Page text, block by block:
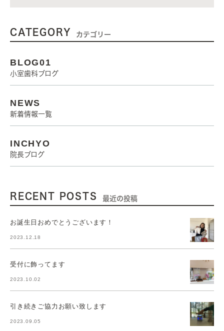
CATEGORY カテゴリー
BLOG01
小室歯科ブログ
NEWS
新着情報一覧
INCHYO
院長ブログ
RECENT POSTS 最近の投稿
お誕生日おめでとうございます！
2023.12.18
受付に飾ってます
2023.10.02
引き続きご協力お願い致します
2023.09.05